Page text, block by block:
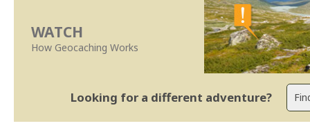
WATCH
How Geocaching Works
Looking for a different adventure?